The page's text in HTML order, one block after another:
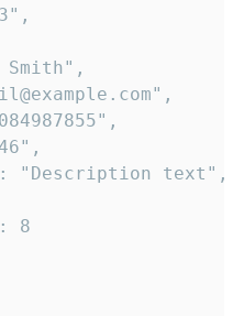
Smith",
"Description text",
8